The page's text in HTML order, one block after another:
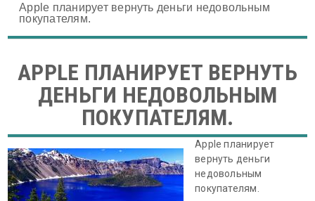
Apple планирует вернуть деньги недовольным
покупателям.
APPLE ПЛАНИРУЕТ ВЕРНУТЬ
ДЕНЬГИ НЕДОВОЛЬНЫМ
ПОКУПАТЕЛЯМ.
Apple планирует
вернуть деньги
недовольным
покупателям.